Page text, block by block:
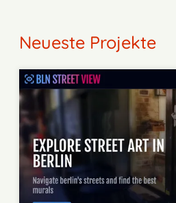
Neueste Projekte